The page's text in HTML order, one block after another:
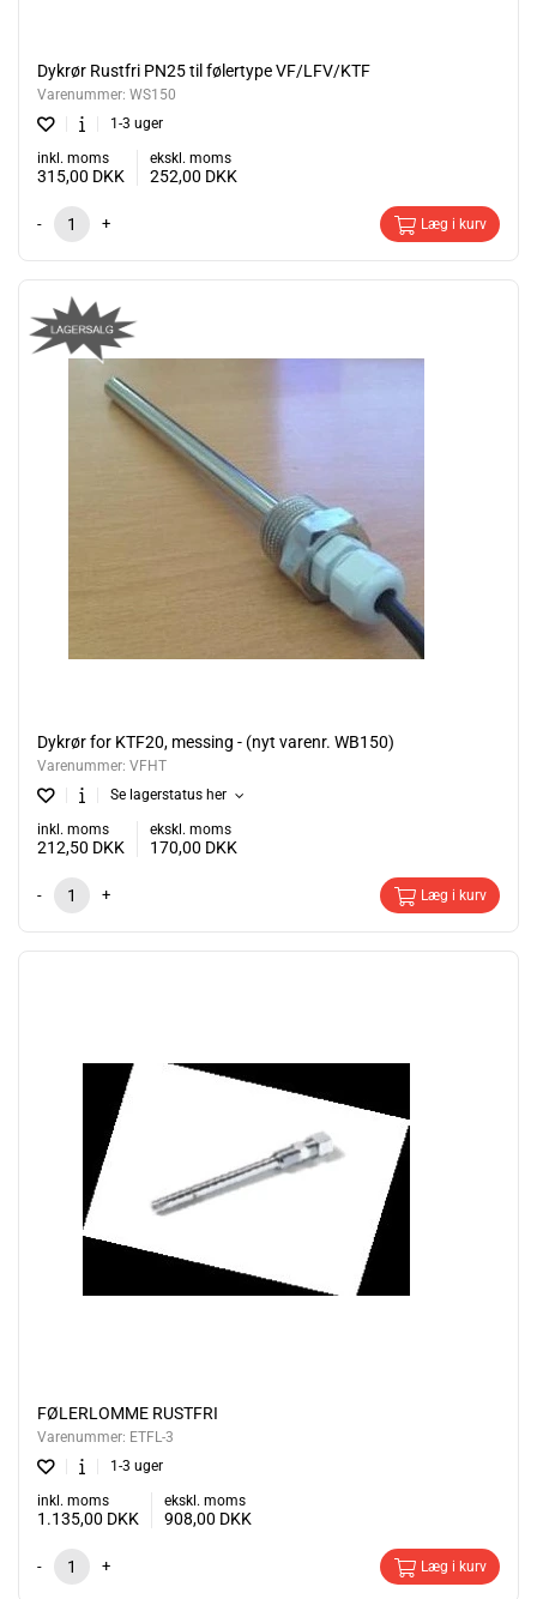
Dykrør Rustfri PN25 til følertype VF/LFV/KTF
Varenummer: WS150
1-3 uger
inkl. moms
315,00 DKK
ekskl. moms
252,00 DKK
- + Læg i kurv
Dykrør for KTF20, messing - (nyt varenr. WB150)
Varenummer: VFHT
Se lagerstatus her
inkl. moms
212,50 DKK
ekskl. moms
170,00 DKK
- + Læg i kurv
FØLERLOMME RUSTFRI
Varenummer: ETFL-3
1-3 uger
inkl. moms
1.135,00 DKK
ekskl. moms
908,00 DKK
- + Læg i kurv